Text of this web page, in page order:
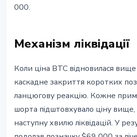
000.
Механізм ліквідації
Коли ціна BTC відновилася
каскадне закриття коротких
ланцюгову реакцію. Кожне
шорта підштовхувало ціну
наступну хвилю ліквідацій. У